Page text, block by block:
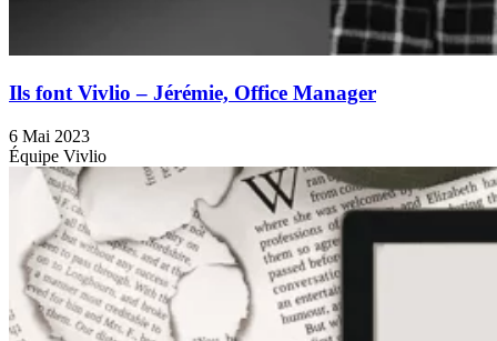
Ils font Vivlio – Jérémie, Office Manager
6 Mai 2023
Équipe Vivlio